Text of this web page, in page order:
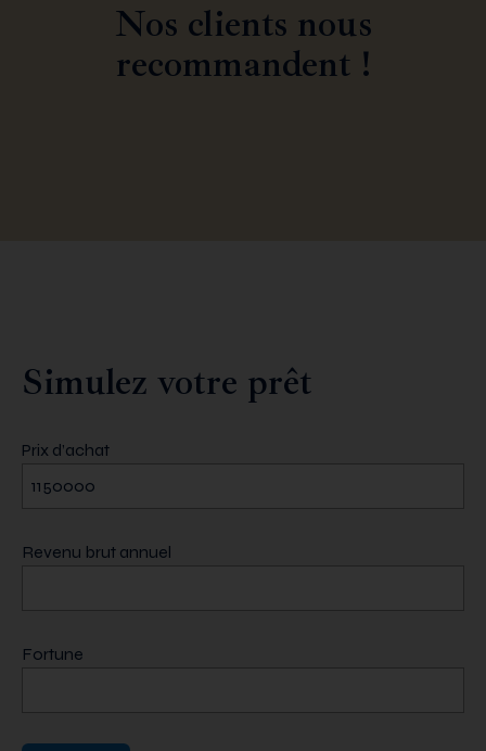
Nos clients nous
recommandent !
Simulez votre prêt
Prix d’achat
Revenu brut annuel
Fortune